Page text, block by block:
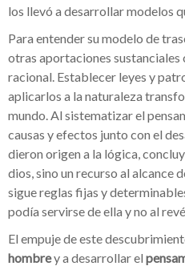
los llevó a desarrollar modelos
Para entender su modelo de
otras aportaciones
racional. Establecer leyes y
aplicarlos a la naturaleza
mundo. Al sistematizar el
causas y efectos junto con el
dieron origen a la lógica,
dios, sino un recurso al alcance
sigue reglas fijas y
podía servirse de ella y no al
El empuje de este
hombrey a desarrollar el